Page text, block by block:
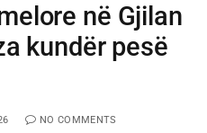
në Gjilan
kundër pesë
NO COMMENTS